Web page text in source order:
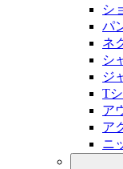
シ
パ
ネ
シ
ジ
T
ア
ア
ニ